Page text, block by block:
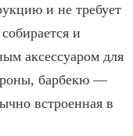
и не требует
и
аксессуаром для
барбекю —
встроенная в